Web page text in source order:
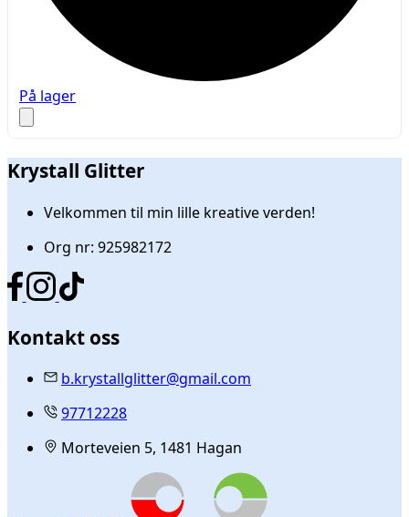
På lager
Krystall Glitter
Velkommen til min lille kreative verden!
Org nr: 925982172
Kontakt oss
b.krystallglitter@gmail.com
97712228
Morteveien 5, 1481 Hagan